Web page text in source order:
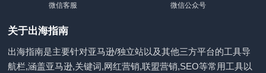
微信客服 微信公众号
关于出海指南
出海指南是主要针对亚马逊/独立站以及其他三方平台的工具导
航栏,涵盖亚马逊,关键词,网红营销,联盟营销,SEO等常用工具以